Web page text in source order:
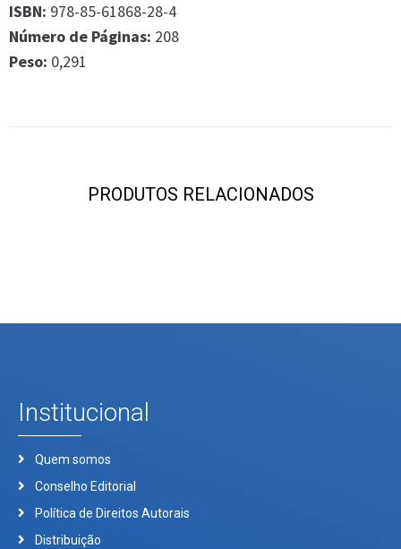
ISBN: 978-85-61868-28-4
Número de Páginas: 208
Peso: 0,291
PRODUTOS RELACIONADOS
Institucional
Quem somos
Conselho Editorial
Política de Direitos Autorais
Distribuição